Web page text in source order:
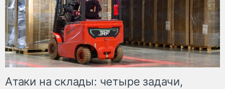
Атаки на склады: четыре задачи,